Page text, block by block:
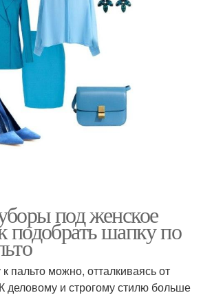
под женское
подобрать шапку по
пальто можно, отталкиваясь от
и строгому стилю больше